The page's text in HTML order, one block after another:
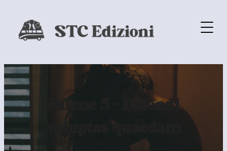
Falene 5 – Dolendi
voluptas quaedam